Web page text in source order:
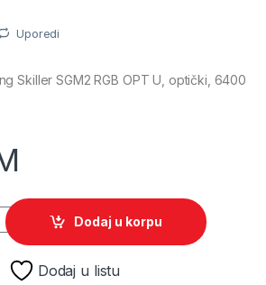
Uporedi
Skiller SGM2 RGB OPT U, optički, 6400
Skiller SGM2 RGB OPT U, optički,
Dodaj u korpu
Dodaj u listu